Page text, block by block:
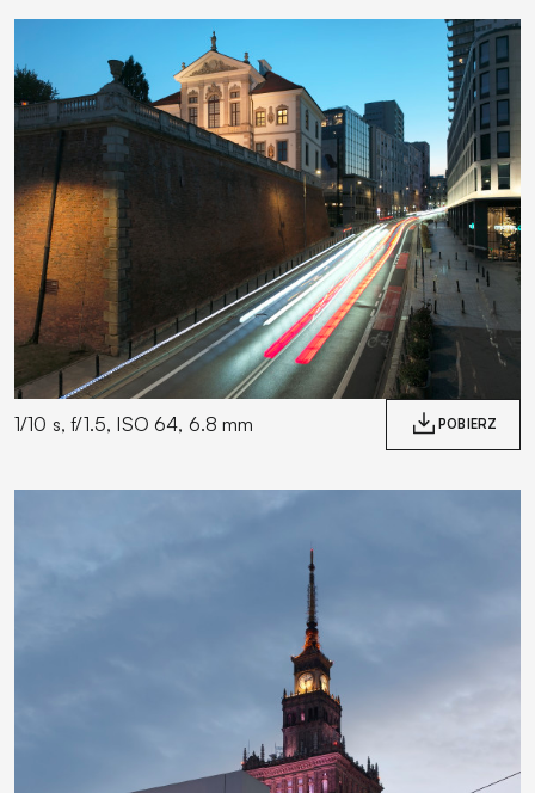
1/10 s, f/1.5, ISO 64, 6.8 mm POBIERZ